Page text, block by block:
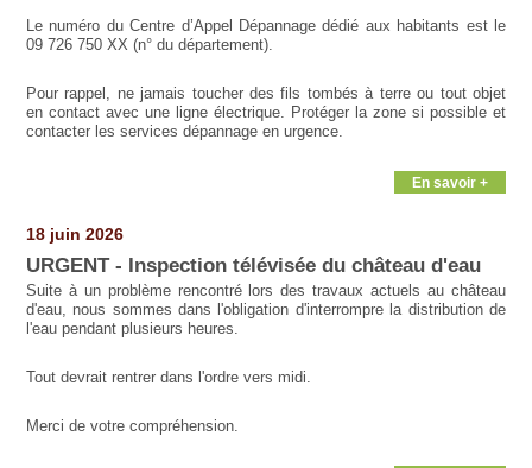
Le numéro du Centre d’Appel Dépannage dédié aux habitants est le
09 726 750 XX (n° du département).
Pour rappel, ne jamais toucher des fils tombés à terre ou tout objet
en contact avec une ligne électrique. Protéger la zone si possible et
contacter les services dépannage en urgence.
En savoir +
18 juin 2026
URGENT - Inspection télévisée du château d'eau
Suite à un problème rencontré lors des travaux actuels au château
d'eau, nous sommes dans l'obligation d'interrompre la distribution de
l'eau pendant plusieurs heures.
Tout devrait rentrer dans l'ordre vers midi.
Merci de votre compréhension.